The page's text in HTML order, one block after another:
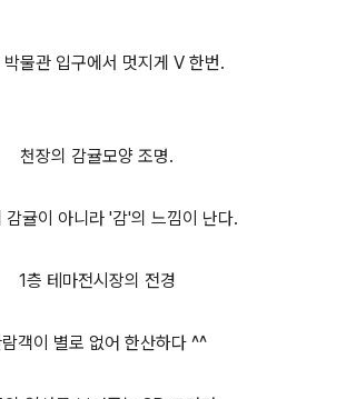
박물관 입구에서 멋지게 V 한번.
천장의 감귤모양 조명.
감귤이 아니라 '감'의 느낌이 난다.
1층 테마전시장의 전경
객이 별로 없어 한산하다 ^^